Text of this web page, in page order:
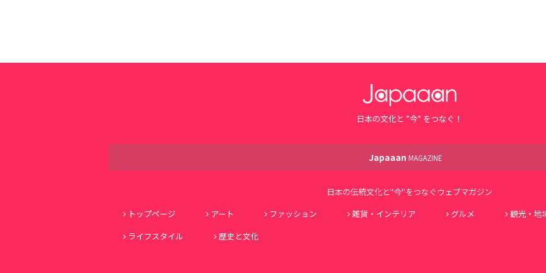
日本の文化と ”今” をつなぐ！
Japaaan MAGAZINE
日本の伝統文化と"今"をつなぐウェブマガジン
トップページ
アート ファッション 雑貨・インテリア グルメ 観光・地
ライフスタイル
歴史と文化